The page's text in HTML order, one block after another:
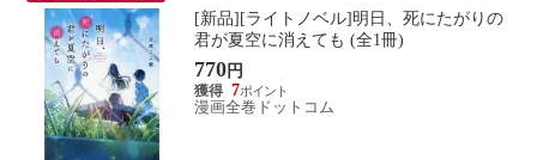
[新品][ライトノベル]明日、死にたがりの
君が夏空に消えても (全1冊)
770円
7
漫画全巻ドットコム